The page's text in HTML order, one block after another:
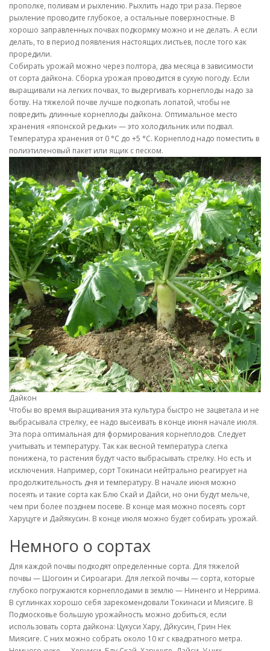
прополке, поливам и рыхлению. Рыхлить надо три раза. Первое
рыхление проводите глубокое, а остальные поверхностные. В
хорошо заправленных почвах подкормку можно и не делать. А если
делать, то в период появления настоящих листьев, после того как
проредили.
Собирать урожай можно через полтора, два месяца в зависимости
от сорта дайкона. Сборка урожая проводится в сухую погоду. Если
выращивали на легких почвах, то выдергивать корнеплоды надо за
ботву. На тяжелой почве лучше подкопать лопатой, чтобы не
повредить длинные корнеплоды дайкона. Оптимальное место
хранения «японской редьки» — это холодильник или подвал.
Температура хранения от 0 °C до +5 °C. Корнеплод надо поместить в
полиэтиленовый пакет или ящик с песком.
Дайкон
Чтобы во время выращивания эта культура быстро не зацветала и не
выбрасывала стрелку, ее надо высеивать в конце июня начале июля.
Эта пора оптимальная для формирования корнеплодов. Следует
учитывать и температуру. Так как весной температура слегка
понижена, то растения будут часто выбрасывать стрелку. Но есть и
исключения. Например, сорт Токинаси нейтрально реагирует на
продолжительность дня и температуру. В начале июня можно
посеять и такие сорта как Блю Скай и Дайси, но они будут мельче,
чем при более позднем посеве. В конце мая можно посеять сорт
Харуцуге и Дайякусин. В конце июля можно будет собирать урожай.
Немного о сортах
Для каждой почвы подходят определенные сорта. Для тяжелой
почвы — Шогоин и Сироагари. Для легкой почвы — сорта, которые
глубоко погружаются корнеплодами в землю — Ниненго и Неррима.
В суглинках хорошо себя зарекомендовали Токинаси и Миясиге. В
Подмосковье большую урожайность можно добиться, если
использовать сорта дайкона: Цукуси Хару, Дйкусин, Грин Нек
Миясиге. С них можно собрать около 10 кг с квадратного метра.